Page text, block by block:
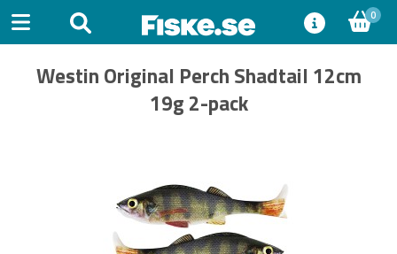
0
Westin Original Perch Shadtail 12cm
19g 2-pack